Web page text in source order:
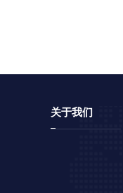
关于我们